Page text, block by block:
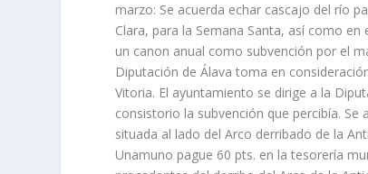
marzo: Se acuerda echar cascajo del río
Clara, para la Semana Santa, así como
un canon anual como subvención por el
Diputación de Álava toma en
Vitoria. El ayuntamiento se dirige a la
consistorio la subvención que percibía.
situada al lado del Arco derribado de la
Unamuno pague 60 pts. en la tesorería